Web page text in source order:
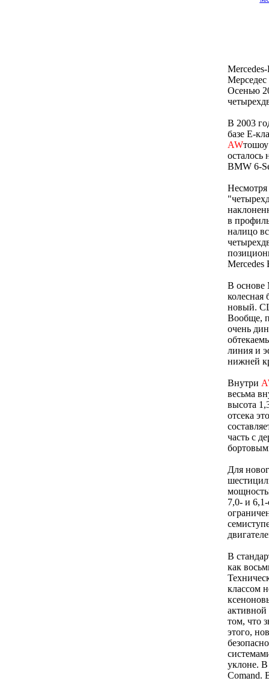
Мерседес
Осенью
В 2003
базе Е-
AWтошоу
осталось
BMW 6-
в
налицо
Mercedes
В основе
колесная
новый.
Вообще,
очень
линия и
нижней
Внутри
весьма
высота
отсека
часть с
Для
7,0- и
В
как
классом
активной
том, что
этого,
уклоне. В
Comand.